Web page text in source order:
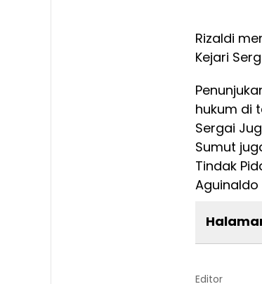
Rizaldi
Kejari
hukum di
Sergai
Sumut
Tindak
Editor